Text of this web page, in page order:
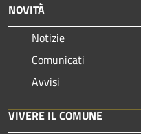
NOVITÀ
Notizie
Comunicati
Avvisi
VIVERE IL COMUNE